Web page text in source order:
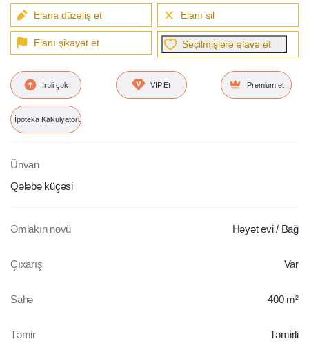
Elanı şikayət et
Elana düzəliş et Elanı sil
Seçilmişlərə əlavə et
İrəli çək VIP Et Premium et
İpoteka Kalkulyatoru
Ünvan
Qələbə küçəsi
Əmlakın növü Həyət evi / Bağ
Çıxarış Var
Sahə 400 m²
Təmir Təmirli